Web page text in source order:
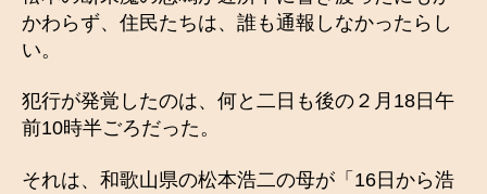
かわらず、住民たちは、誰も通報しなかったらし
い。
犯行が発覚したのは、何と二日も後の２月18日午
前10時半ごろだった。
それは、和歌山県の松本浩二の母が「16日から浩